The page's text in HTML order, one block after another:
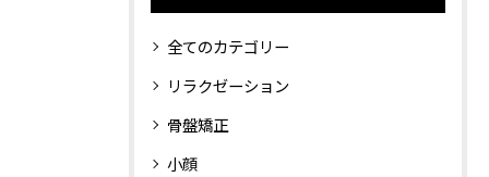
全てのカテゴリー
リラクゼーション
骨盤矯正
小顔